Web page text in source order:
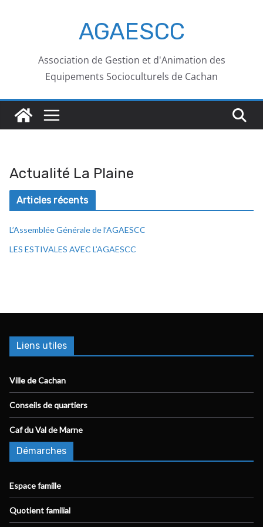
AGAESCC
Association de Gestion et d'Animation des
Equipements Socioculturels de Cachan
Actualité La Plaine
Articles récents
L’Assemblée Générale de l’AGAESCC
LES ESTIVALES AVEC L’AGAESCC
Liens utiles
Ville de Cachan
Conseils de quartiers
Caf du Val de Marne
Démarches
Espace famille
Quotient familial